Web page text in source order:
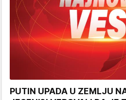
PUTIN UPADA U ZEMLJU